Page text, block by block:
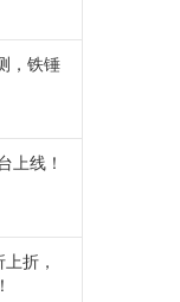
，铁锤
上线！
折，